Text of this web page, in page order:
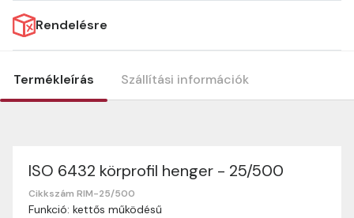
Rendelésre
Termékleírás Szállítási információk
ISO 6432 körprofil henger - 25/500
Cikkszám RIM-25/500
Funkció: kettős működésű
Szállítási információk
Nagyon köszönjük, hogy webshopunkat választottátok
vásárlásaitokhoz. Az alábbiakban megtaláljátok szállítási